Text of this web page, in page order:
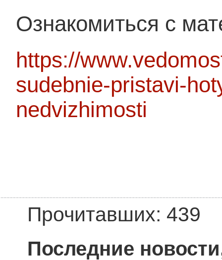
Ознакомиться с
https://
sudebnie-pristavi-
nedvizhimosti
Прочитавших: 439
Последние